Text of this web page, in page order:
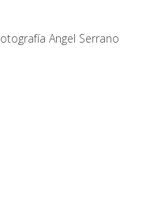
Angel Serrano